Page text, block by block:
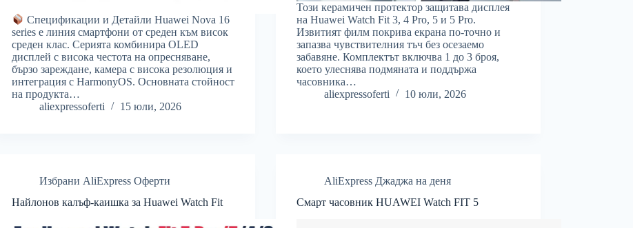
Спецификации и Детайли Huawei Nova 16
series е линия смартфони от среден към висок
среден клас. Серията комбинира OLED
дисплей с висока честота на опресняване,
бързо зареждане, камера с висока резолюция и
интеграция с HarmonyOS. Основната стойност
на продукта…
aliexpressoferti
15 юли, 2026
Този керамичен протектор защитава дисплея
на Huawei Watch Fit 3, 4 Pro, 5 и 5 Pro.
Извитият филм покрива екрана по-точно и
запазва чувствителния тъч без осезаемо
забавяне. Комплектът включва 1 до 3 броя,
което улеснява подмяната и поддържа
часовника…
aliexpressoferti
10 юли, 2026
Избрани AliExpress Оферти
Найлонов калъф-каишка за Huawei Watch Fit
AliExpress Джаджа на деня
Смарт часовник HUAWEI Watch FIT 5